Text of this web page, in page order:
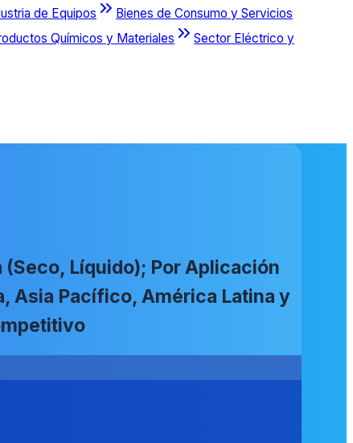
de Equipos
Bienes de Consumo y Servicios
Químicos y Materiales
Sector Eléctrico y
Líquido); Por Aplicación
Asia Pacífico, América Latina y